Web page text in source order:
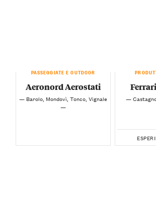
PASSEGGIATE E OUTDOOR
Aeronord Aerostati
— Barolo, Mondovì, Tonco, Vignale
—
—